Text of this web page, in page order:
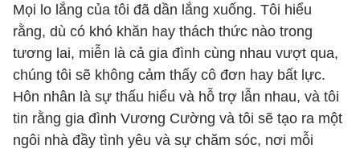
Mọi lo lắng của tôi đã dần lắng xuống. Tôi hiểu
rằng, dù có khó khăn hay thách thức nào trong
tương lai, miễn là cả gia đình cùng nhau vượt qua,
chúng tôi sẽ không cảm thấy cô đơn hay bất lực.
Hôn nhân là sự thấu hiểu và hỗ trợ lẫn nhau, và tôi
tin rằng gia đình Vương Cường và tôi sẽ tạo ra một
ngôi nhà đầy tình yêu và sự chăm sóc, nơi mỗi